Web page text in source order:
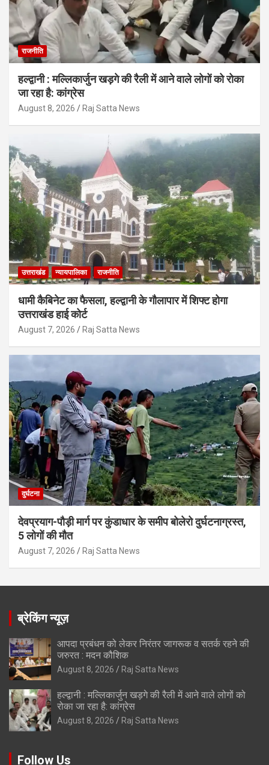
राजनीति
हल्द्वानी : मल्लिकार्जुन खड़गे की रैली में आने वाले लोगों को रोका
जा रहा है: कांग्रेस
August 8, 2026 Raj Satta News
उत्तराखंड न्यायपालिका राजनीति
धामी कैबिनेट का फैसला, हल्द्वानी के गौलापार में शिफ्ट होगा
उत्तराखंड हाई कोर्ट
August 7, 2026 Raj Satta News
दुर्घटना
देवप्रयाग-पौड़ी मार्ग पर कुंडाधार के समीप बोलेरो दुर्घटनाग्रस्त,
5 लोगों की मौत
August 7, 2026 Raj Satta News
ब्रेकिंग न्यूज़
आपदा प्रबंधन को लेकर निरंतर जागरूक व सतर्क रहने की
जरुरत : मदन कौशिक
August 8, 2026 Raj Satta News
हल्द्वानी : मल्लिकार्जुन खड़गे की रैली में आने वाले लोगों को
रोका जा रहा है: कांग्रेस
August 8, 2026 Raj Satta News
Follow Us